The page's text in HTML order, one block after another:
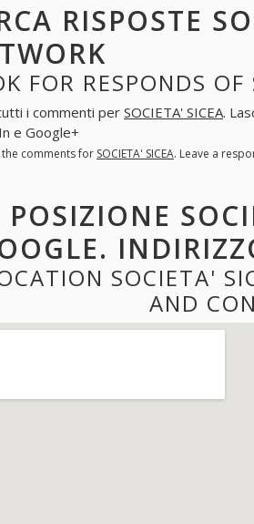
RISPOSTE
FOR RESPONDS
i commenti per SOCIETA' SICEA.
e Google+
the comments for SOCIETA' SICEA. Leave a
POSIZIONE
SOCIETA'
AND